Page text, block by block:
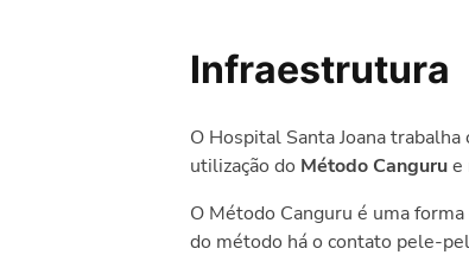
Infraestrutura
O Hospital Santa Joana
utilização do Método Cangurue
O Método Canguru é uma
do método há o contato pele-